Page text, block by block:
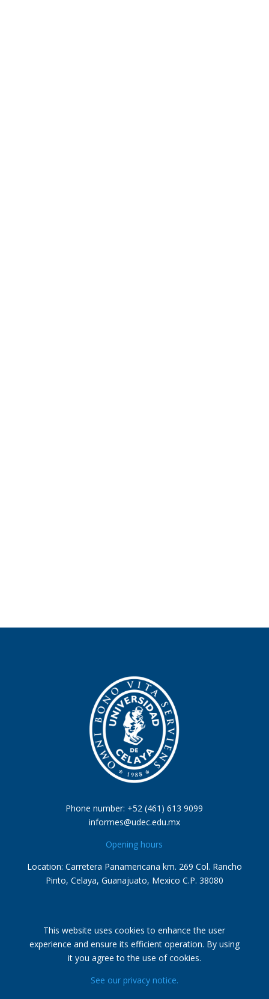
Phone number: +52 (461) 613 9099
informes@udec.edu.mx
Opening hours
Location: Carretera Panamericana km. 269 Col. Rancho
Pinto, Celaya, Guanajuato, Mexico C.P. 38080
This website uses cookies to enhance the user
experience and ensure its efficient operation. By using
it you agree to the use of cookies.
See our privacy notice.